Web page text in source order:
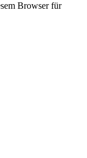
Browser für